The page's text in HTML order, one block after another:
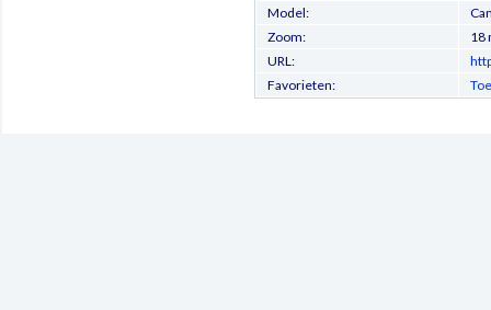
Model:
Zoom:
18
URL:
Favorieten: